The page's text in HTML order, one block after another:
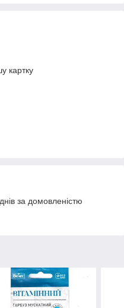
картку
за домовленістю